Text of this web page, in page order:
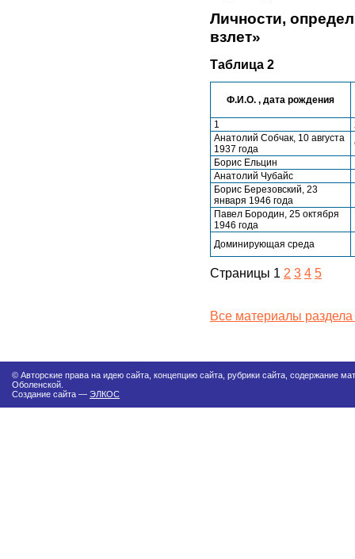
Личности,
взлет»
Таблица 2
Ф.И.О. , дата рождения
1
Анатолий Собчак, 10 августа
1937 года
Борис Ельцин
Анатолий Чубайс
Борис Березовский, 23
января 1946 года
Павел Бородин, 25 октября
1946 года
Доминирующая среда
Страницы 1 2 3 4 5
Все материалы
© Авторские права на идею сайта, концепцию сайта, рубрики сайта, содержание
Оболенской.
Создание сайта — ЭЛКОС